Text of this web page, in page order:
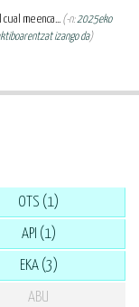
me enca... (-n:2025eko
izango da)
OTS (1)
API (1)
EKA (3)
ABU